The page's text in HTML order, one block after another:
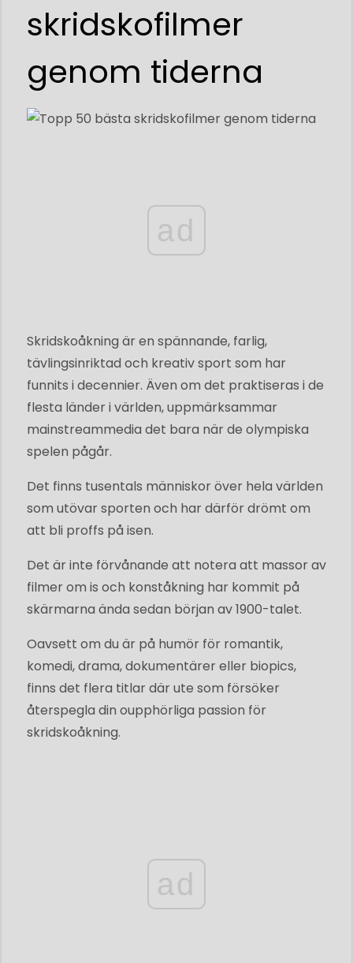
skridskofilmer
genom tiderna
ad
Skridskoåkning är en spännande, farlig,
tävlingsinriktad och kreativ sport som har
funnits i decennier. Även om det praktiseras i de
flesta länder i världen, uppmärksammar
mainstreammedia det bara när de olympiska
spelen pågår.
Det finns tusentals människor över hela världen
som utövar sporten och har därför drömt om
att bli proffs på isen.
Det är inte förvånande att notera att massor av
filmer om is och konståkning har kommit på
skärmarna ända sedan början av 1900-talet.
Oavsett om du är på humör för romantik,
komedi, drama, dokumentärer eller biopics,
finns det flera titlar där ute som försöker
återspegla din oupphörliga passion för
skridskoåkning.
ad